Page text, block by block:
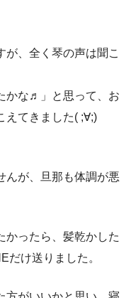
が、全く琴の声は聞こ
かな♬」と思って、お
えてきました( ;∀;)
んが、旦那も体調が悪
かったら、髪乾かした
だけ送りました。